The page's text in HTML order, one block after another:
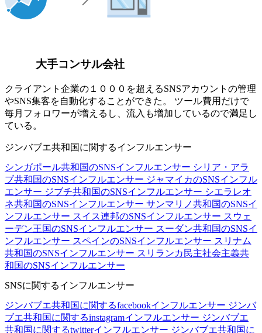
大手コンサル会社
クライアント企業の１０００を超えるSNSアカウントの管理
やSNS集客を自動化することができた。 ツール費用だけで
毎月フォロワーが増えるし、流入も増加しているので満足し
ている。
ジンバブエ共和国に関するインフルエンサー
シンガポール共和国のSNSインフルエンサー シリア・アラ
ブ共和国のSNSインフルエンサー ジャマイカのSNSインフル
エンサー ジブチ共和国のSNSインフルエンサー シエラレオ
ネ共和国のSNSインフルエンサー サンマリノ共和国のSNSイ
ンフルエンサー スイス連邦のSNSインフルエンサー スウェ
ーデン王国のSNSインフルエンサー スーダン共和国のSNSイ
ンフルエンサー スペインのSNSインフルエンサー スリナム
共和国のSNSインフルエンサー スリランカ民主社会主義共
和国のSNSインフルエンサー
SNSに関するインフルエンサー
ジンバブエ共和国に関するfacebookインフルエンサー ジンバ
ブエ共和国に関するinstagramインフルエンサー ジンバブエ
共和国に関するtwitterインフルエンサー ジンバブエ共和国に